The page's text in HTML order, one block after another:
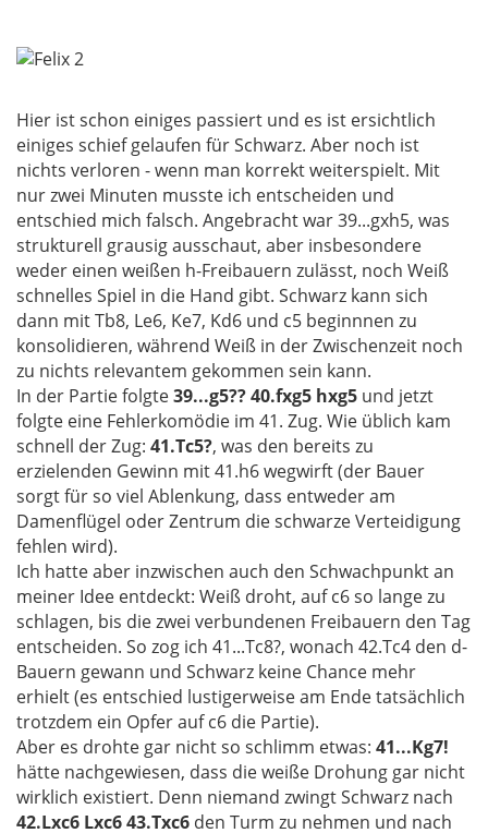
Hier ist schon einiges passiert und es ist ersichtlich
einiges schief gelaufen für Schwarz. Aber noch ist
nichts verloren - wenn man korrekt weiterspielt. Mit
nur zwei Minuten musste ich entscheiden und
entschied mich falsch. Angebracht war 39...gxh5, was
strukturell grausig ausschaut, aber insbesondere
weder einen weißen h-Freibauern zulässt, noch Weiß
schnelles Spiel in die Hand gibt. Schwarz kann sich
dann mit Tb8, Le6, Ke7, Kd6 und c5 beginnnen zu
konsolidieren, während Weiß in der Zwischenzeit noch
zu nichts relevantem gekommen sein kann.
In der Partie folgte39...g5?? 40.fxg5 hxg5 und jetzt
folgte eine Fehlerkomödie im 41. Zug. Wie üblich kam
schnell der Zug: 41.Tc5?, was den bereits zu
erzielenden Gewinn mit 41.h6 wegwirft (der Bauer
sorgt für so viel Ablenkung, dass entweder am
Damenflügel oder Zentrum die schwarze Verteidigung
fehlen wird).
Ich hatte aber inzwischen auch den Schwachpunkt an
meiner Idee entdeckt: Weiß droht, auf c6 so lange zu
schlagen, bis die zwei verbundenen Freibauern den Tag
entscheiden. So zog ich 41...Tc8?, wonach 42.Tc4 den d-
Bauern gewann und Schwarz keine Chance mehr
erhielt (es entschied lustigerweise am Ende tatsächlich
trotzdem ein Opfer auf c6 die Partie).
Aber es drohte gar nicht so schlimm etwas: 41...Kg7!
hätte nachgewiesen, dass die weiße Drohung gar nicht
wirklich existiert. Denn niemand zwingt Schwarz nach
42.Lxc6 Lxc6 43.Txc6 den Turm zu nehmen und nach